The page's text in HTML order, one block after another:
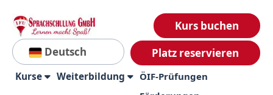
Deutsch
Kurs buchen
Platz reservieren
Kurse Weiterbildung
ÖIF-Prüfungen